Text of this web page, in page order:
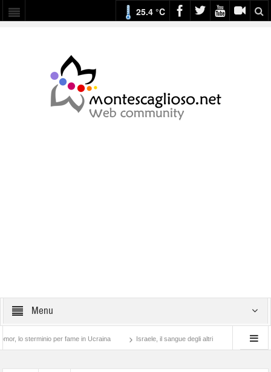
25.4 °C
Menu
per fame in Ucraina Israele, il sangue degli altri Lotta di classe… tra